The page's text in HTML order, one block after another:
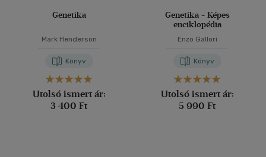
Genetika
Mark Henderson
Könyv
Utolsó ismert ár:
3 400 Ft
Genetika - Képes
enciklopédia
Enzo Gallori
Könyv
Utolsó ismert ár:
5 990 Ft